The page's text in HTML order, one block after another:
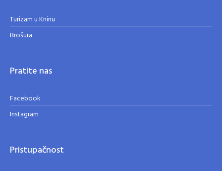
Turizam u Kninu
Brošura
Pratite nas
Facebook
Instagram
Pristupačnost